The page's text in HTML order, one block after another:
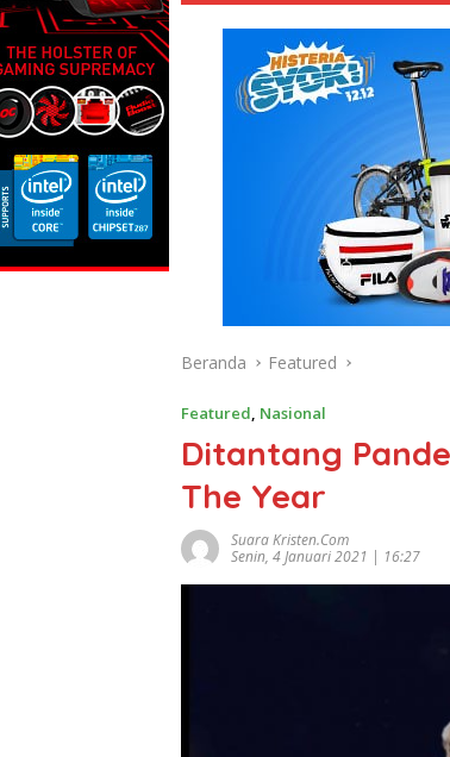
Beranda Featured
Featured, Nasional
Ditantang
The Year
Suara Kristen.com
Senin, 4 Januari 2021 | 16:27